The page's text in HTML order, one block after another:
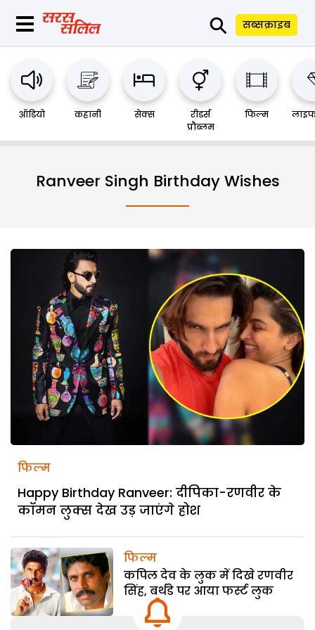
⚲ सब्सक्राइब
ऑडियो कहानी सेक्स
रीडर्स
प्रौब्लम
फिल्म
Ranveer Singh Birthday Wishes
फिल्म
Happy Birthday Ranveer: दीपिका-रणवीर के
कॉमन लुक्स देख उड़ जाएंगे होश
फिल्म
कपिल देव के लुक में दिखे रणवीर
सिंह, बर्थडे पर आया फर्स्ट लुक